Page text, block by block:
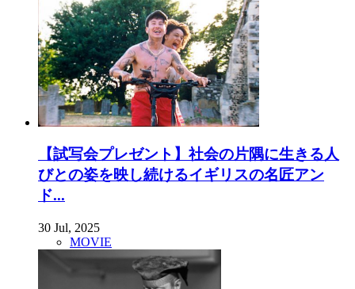
【試写会プレゼント】社会の片隅に生きる人
びとの姿を映し続けるイギリスの名匠アン
ド...
30 Jul, 2025
MOVIE